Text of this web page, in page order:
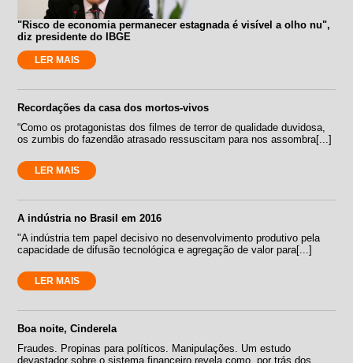
"Risco de economia permanecer estagnada é visível a olho nu",
diz presidente do IBGE
LER MAIS
Recordações da casa dos mortos-vivos
“Como os protagonistas dos filmes de terror de qualidade duvidosa,
os zumbis do fazendão atrasado ressuscitam para nos assombra[...]
LER MAIS
A indústria no Brasil em 2016
"A indústria tem papel decisivo no desenvolvimento produtivo pela
capacidade de difusão tecnológica e agregação de valor para[...]
LER MAIS
Boa noite, Cinderela
Fraudes. Propinas para políticos. Manipulações. Um estudo
devastador sobre o sistema financeiro revela como, por trás dos